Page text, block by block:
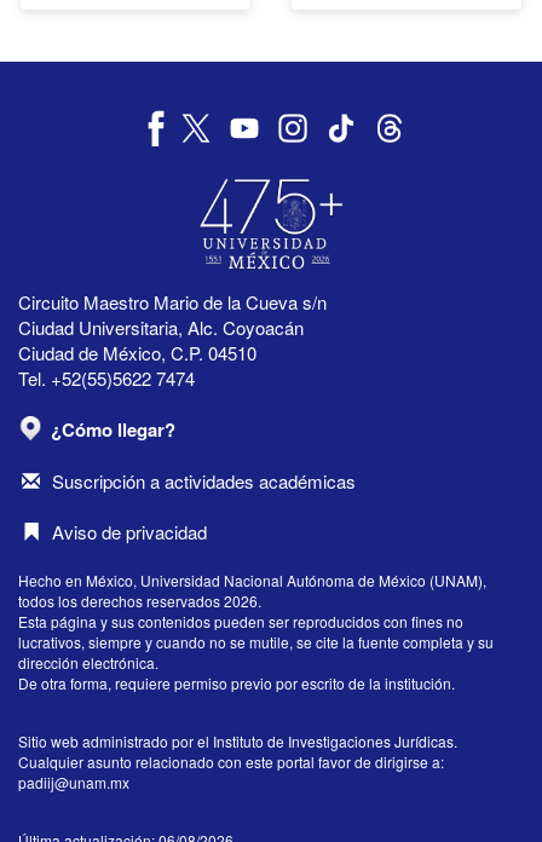
Circuito Maestro Mario de la Cueva s/n
Ciudad Universitaria, Alc. Coyoacán
Ciudad de México, C.P. 04510
Tel. +52(55)5622 7474
¿Cómo llegar?
Suscripción a actividades académicas
Aviso de privacidad
Hecho en México, Universidad Nacional Autónoma de México (UNAM),
todos los derechos reservados 2026.
Esta página y sus contenidos pueden ser reproducidos con fines no
lucrativos, siempre y cuando no se mutile, se cite la fuente completa y su
dirección electrónica.
De otra forma, requiere permiso previo por escrito de la institución.
Sitio web administrado por el Instituto de Investigaciones Jurídicas.
Cualquier asunto relacionado con este portal favor de dirigirse a:
padiij@unam.mx